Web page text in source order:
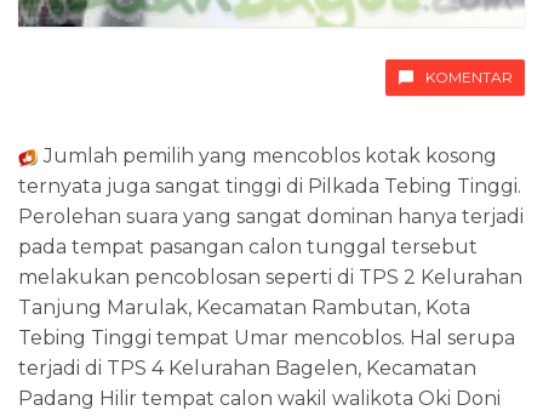
KOMENTAR
Jumlah pemilih yang mencoblos kotak kosong
ternyata juga sangat tinggi di Pilkada Tebing Tinggi.
Perolehan suara yang sangat dominan hanya terjadi
pada tempat pasangan calon tunggal tersebut
melakukan pencoblosan seperti di TPS 2 Kelurahan
Tanjung Marulak, Kecamatan Rambutan, Kota
Tebing Tinggi tempat Umar mencoblos. Hal serupa
terjadi di TPS 4 Kelurahan Bagelen, Kecamatan
Padang Hilir tempat calon wakil walikota Oki Doni